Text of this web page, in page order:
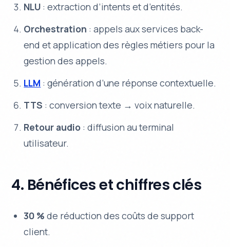
NLU : extraction d’intents et d’entités.
Orchestration : appels aux services back-
end et application des règles métiers pour la
gestion des appels.
LLM : génération d’une réponse contextuelle.
TTS : conversion texte → voix naturelle.
Retour audio : diffusion au terminal
utilisateur.
4. Bénéfices et chiffres clés
30 % de réduction des coûts de support
client.